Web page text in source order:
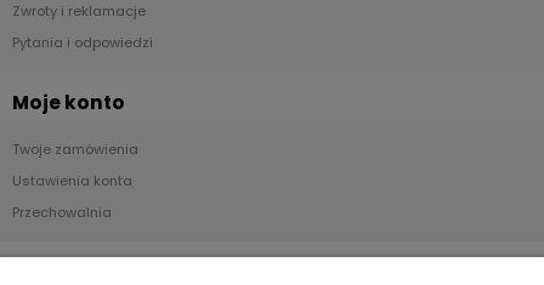
Zwroty i reklamacje
Pytania i odpowiedzi
Moje konto
Twoje zamówienia
Ustawienia konta
Przechowalnia